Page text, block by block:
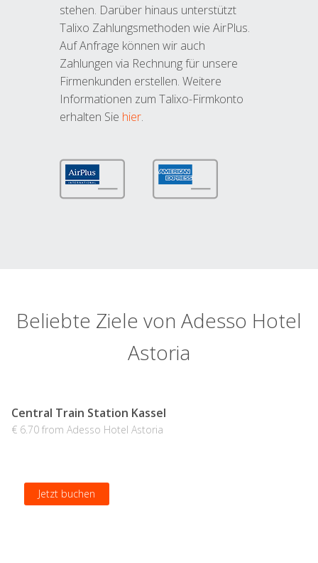
stehen. Darüber hinaus unterstützt
Talixo Zahlungsmethoden wie AirPlus.
Auf Anfrage können wir auch
Zahlungen via Rechnung für unsere
Firmenkunden erstellen. Weitere
Informationen zum Talixo-Firmkonto
erhalten Sie hier.
Beliebte Ziele von Adesso Hotel
Astoria
Central Train Station Kassel
€ 6.70 from Adesso Hotel Astoria
Jetzt buchen